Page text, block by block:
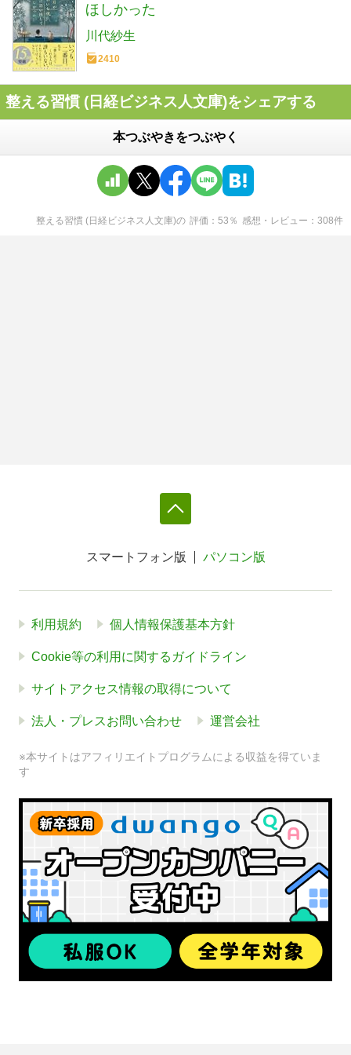
ほしかった
川代紗生
2410
整える習慣 (日経ビジネス人文庫)をシェアする
本つぶやきをつぶやく
整える習慣 (日経ビジネス人文庫)の 評価 53 ％ 感想・レビュー 308件
スマートフォン版 パソコン版
利用規約 個人情報保護基本方針
Cookie等の利用に関するガイドライン
サイトアクセス情報の取得について
法人・プレスお問い合わせ 運営会社
※本サイトはアフィリエイトプログラムによる収益を得ていま
す